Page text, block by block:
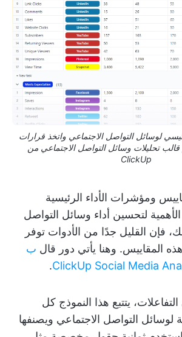
لوسائل التواصل الاجتماعي واتخذ قرارات
قالب تحليلات وسائل التواصل الاجتماعي من
ClickUp
ومؤشرات الأداء الرئيسية
الأهمية لتحسين أداء وسائل التواصل
فإن القليل جدًا من الأدوات توفر
المقاييس. وهنا يأتي دور قال ب
ClickUp Social Media
.
يتتبع هذا النموذج كل
لوسائل التواصل الاجتماعي ويصنفها